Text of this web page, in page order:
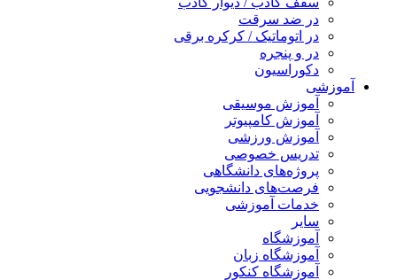
در ضد سرقت
در اتوماتیک / کرکره برقی
در و پنجره
دکوراسیون
آموزشی
آموزش موسیقی
آموزش کامپیوتر
آموزش ورزشی
تدریس خصوصی
پروژه‌های دانشگاهی
فرصت‌های دانشجویی
خدمات آموزشی
سایر
آموزشگاه
آموزشگاه زبان
آموزشگاه کنکور